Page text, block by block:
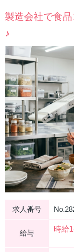
製造会社で食
♪
求人番号
給与 時給